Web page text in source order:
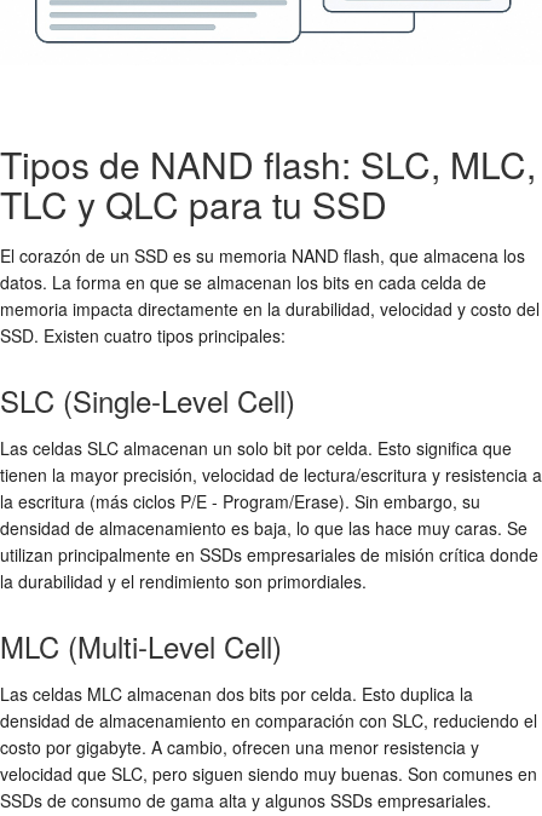
Tipos de NAND flash: SLC, MLC,
TLC y QLC para tu SSD
El corazón de un SSD es su memoria NAND flash, que almacena los
datos. La forma en que se almacenan los bits en cada celda de
memoria impacta directamente en la durabilidad, velocidad y costo del
SSD. Existen cuatro tipos principales:
SLC (Single-Level Cell)
Las celdas SLC almacenan un solo bit por celda. Esto significa que
tienen la mayor precisión, velocidad de lectura/escritura y resistencia a
la escritura (más ciclos P/E - Program/Erase). Sin embargo, su
densidad de almacenamiento es baja, lo que las hace muy caras. Se
utilizan principalmente en SSDs empresariales de misión crítica donde
la durabilidad y el rendimiento son primordiales.
MLC (Multi-Level Cell)
Las celdas MLC almacenan dos bits por celda. Esto duplica la
densidad de almacenamiento en comparación con SLC, reduciendo el
costo por gigabyte. A cambio, ofrecen una menor resistencia y
velocidad que SLC, pero siguen siendo muy buenas. Son comunes en
SSDs de consumo de gama alta y algunos SSDs empresariales.